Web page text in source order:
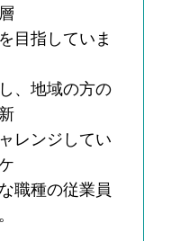
目指していま
、地域の方の
レンジしてい
職種の従業員